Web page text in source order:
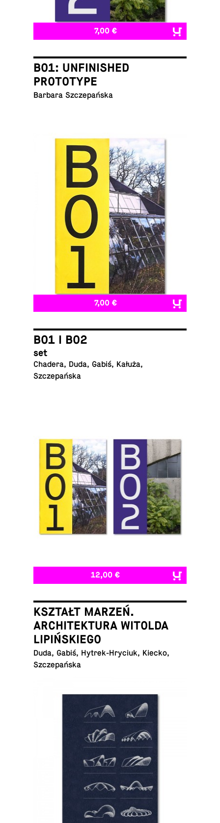
7,00 €
B01: UNFINISHED
PROTOTYPE
Barbara Szczepańska
7,00 €
B01 I B02
set
Chadera, Duda, Gabiś, Kałuża,
Szczepańska
12,00 €
KSZTAŁT MARZEŃ.
ARCHITEKTURA WITOLDA
LIPIŃSKIEGO
Duda, Gabiś, Hytrek-Hryciuk, Kiecko,
Szczepańska